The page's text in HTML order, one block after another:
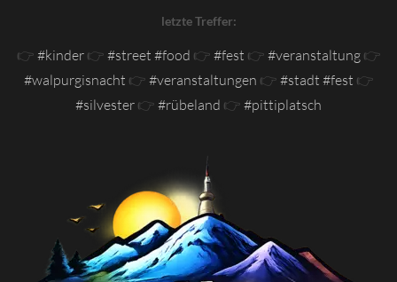
letzte Treffer:
👉 #kinder👉 #street #food 👉 #fest 👉 #veranstaltung👉
#walpurgisnacht 👉 #veranstaltungen 👉 #stadt #fest 👉
#silvester 👉 #rübeland 👉 #pittiplatsch